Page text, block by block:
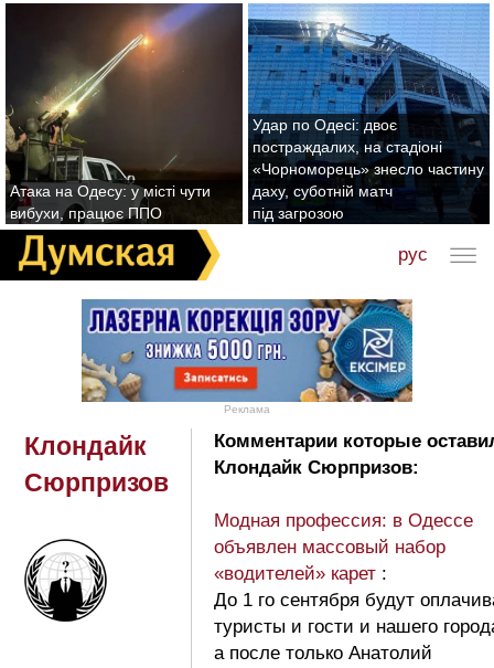
Атака на Одесу: у місті чути
вибухи, працює ППО
Удар по Одесі: двоє
постраждалих, на стадіоні
«Чорноморець» знесло частину
даху, суботній матч
під загрозою
рус
Реклама
Клондайк
Сюрпризов
Комментарии которые
Клондайк Сюрпризов:
Модная профессия: в Одессе
объявлен массовый набор
«водителей» карет :
До 1 го сентября будут
туристы и гости и нашего
а после только Анатолий